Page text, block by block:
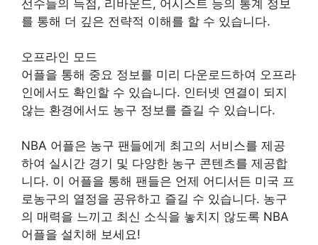
선수들의 득점, 리바운드, 어시스트 등의 통계 정보
를 통해 더 깊은 전략적 이해를 할 수 있습니다.
오프라인 모드
어플을 통해 중요 정보를 미리 다운로드하여 오프라
인에서도 확인할 수 있습니다. 인터넷 연결이 되지
않는 환경에서도 농구 정보를 즐길 수 있습니다.
NBA 어플은 농구 팬들에게 최고의 서비스를 제공
하여 실시간 경기 및 다양한 농구 콘텐츠를 제공합
니다. 이 어플을 통해 팬들은 언제 어디서든 미국 프
로농구의 열정을 공유하고 즐길 수 있습니다. 농구
의 매력을 느끼고 최신 소식을 놓치지 않도록 NBA
어플을 설치해 보세요!